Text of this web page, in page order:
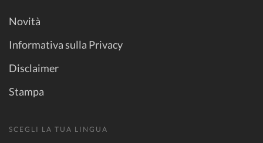
Novità
Informativa sulla Privacy
Disclaimer
Stampa
SCEGLI LA TUA LINGUA